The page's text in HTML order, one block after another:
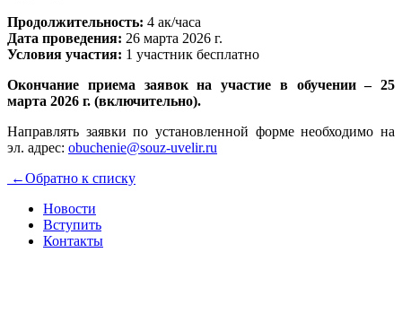
Продолжительность: 4 ак/часа
Дата проведения: 26 марта 2026 г.
Условия участия: 1 участник бесплатно
Окончание приема заявок на участие в обучении – 25
марта 2026 г. (включительно).
Направлять заявки по установленной форме необходимо на
эл. адрес: obuchenie@souz-uvelir.ru
←Обратно к списку
Новости
Вступить
Контакты